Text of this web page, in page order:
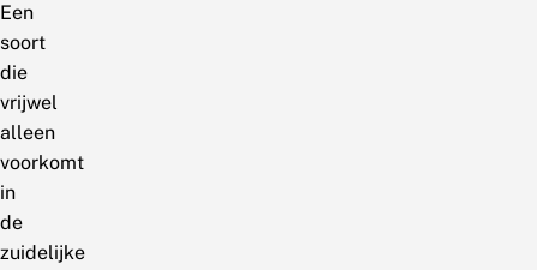
Een
soort
die
vrijwel
alleen
voorkomt
in
de
zuidelijke